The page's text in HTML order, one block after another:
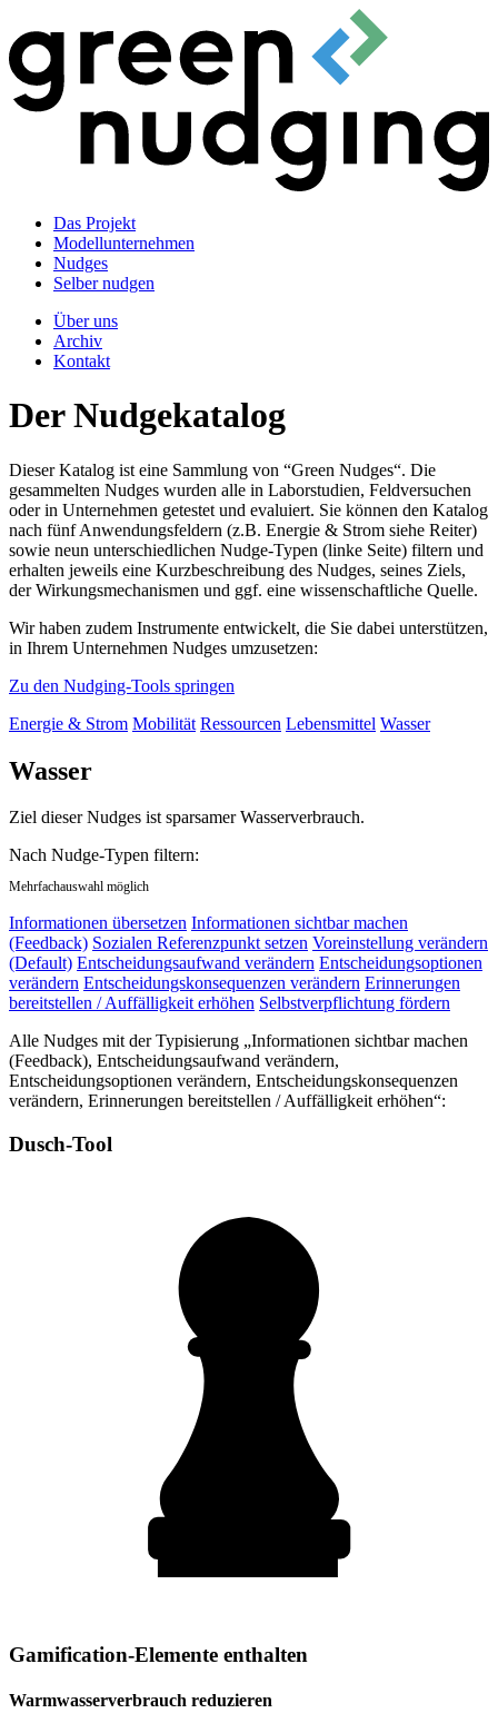
Das Projekt
Modellunternehmen
Nudges
Selber nudgen
Über uns
Archiv
Kontakt
Der Nudgekatalog
Dieser Katalog ist eine Sammlung von “Green Nudges“. Die
gesammelten Nudges wurden alle in Laborstudien, Feldversuchen
oder in Unternehmen getestet und evaluiert. Sie können den Katalog
nach fünf Anwendungsfeldern (z.B. Energie & Strom siehe Reiter)
sowie neun unterschiedlichen Nudge-Typen (linke Seite) filtern und
erhalten jeweils eine Kurzbeschreibung des Nudges, seines Ziels,
der Wirkungsmechanismen und ggf. eine wissenschaftliche Quelle.
Wir haben zudem Instrumente entwickelt, die Sie dabei unterstützen,
in Ihrem Unternehmen Nudges umzusetzen:
Zu den Nudging-Tools springen
Energie & Strom Mobilität Ressourcen Lebensmittel Wasser
Wasser
Ziel dieser Nudges ist sparsamer Wasserverbrauch.
Nach Nudge-Typen filtern:
Mehrfachauswahl möglich
Informationen übersetzen Informationen sichtbar machen
(Feedback) Sozialen Referenzpunkt setzen Voreinstellung verändern
(Default) Entscheidungsaufwand verändern Entscheidungsoptionen
verändern Entscheidungskonsequenzen verändern Erinnerungen
bereitstellen / Auffälligkeit erhöhen Selbstverpflichtung fördern
Alle Nudges mit der Typisierung „Informationen sichtbar machen
(Feedback), Entscheidungsaufwand verändern,
Entscheidungsoptionen verändern, Entscheidungskonsequenzen
verändern, Erinnerungen bereitstellen / Auffälligkeit erhöhen“:
Dusch-Tool
Gamification-Elemente enthalten
Warmwasserverbrauch reduzieren